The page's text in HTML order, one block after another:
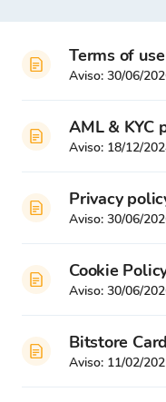
Terms of use
Aviso: 30/06/
AML & KYC
Aviso: 18/12/
Privacy
Aviso: 30/06/
Cookie
Aviso: 30/06/
Bitstore
Aviso: 11/02/